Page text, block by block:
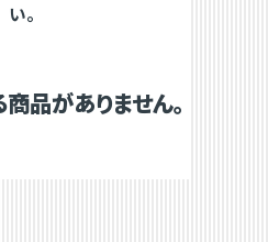
い。
品がありません。